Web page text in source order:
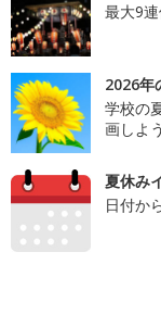
最大9
2026年
学校の
画しよう
夏休み
日付か